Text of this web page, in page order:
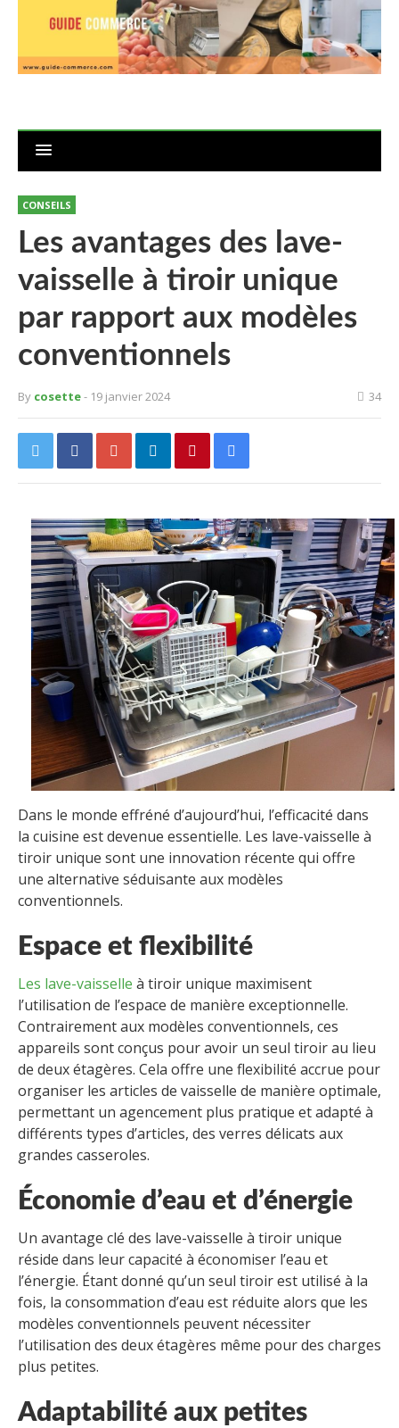
CONSEILS
Les avantages des lave-
vaisselle à tiroir unique
par rapport aux modèles
conventionnels
By cosette- 19 janvier 2024 34
Dans le monde effréné d’aujourd’hui, l’efficacité dans
la cuisine est devenue essentielle. Les lave-vaisselle à
tiroir unique sont une innovation récente qui offre
une alternative séduisante aux modèles
conventionnels.
Espace et flexibilité
Les lave-vaisselle à tiroir unique maximisent
l’utilisation de l’espace de manière exceptionnelle.
Contrairement aux modèles conventionnels, ces
appareils sont conçus pour avoir un seul tiroir au lieu
de deux étagères. Cela offre une flexibilité accrue pour
organiser les articles de vaisselle de manière optimale,
permettant un agencement plus pratique et adapté à
différents types d’articles, des verres délicats aux
grandes casseroles.
Économie d’eau et d’énergie
Un avantage clé des lave-vaisselle à tiroir unique
réside dans leur capacité à économiser l’eau et
l’énergie. Étant donné qu’un seul tiroir est utilisé à la
fois, la consommation d’eau est réduite alors que les
modèles conventionnels peuvent nécessiter
l’utilisation des deux étagères même pour des charges
plus petites.
Adaptabilité aux petites